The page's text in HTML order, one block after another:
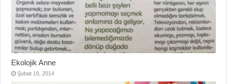
Ekolojik Anne
Şubat 19, 2014